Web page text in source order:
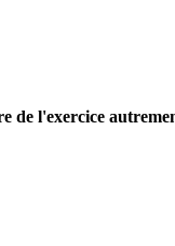
de l'exercice